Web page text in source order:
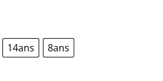
14ans 8ans